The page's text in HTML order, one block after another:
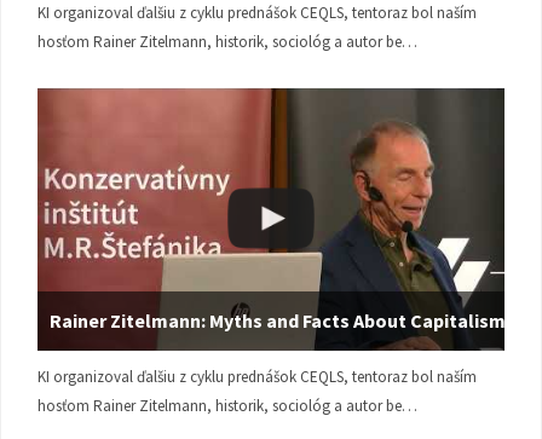
KI organizoval ďalšiu z cyklu prednášok CEQLS, tentoraz bol naším
hosťom Rainer Zitelmann, historik, sociológ a autor be…
Rainer Zitelmann: Myths and Facts About Capitalism
KI organizoval ďalšiu z cyklu prednášok CEQLS, tentoraz bol naším
hosťom Rainer Zitelmann, historik, sociológ a autor be…